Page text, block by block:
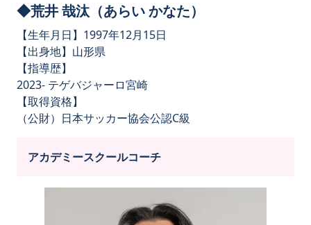
◆荒井 哉汰（あらい かなた）
【生年月日】1997年12月15日
【出身地】山形県
【指導歴】
2023- テゲバジャーロ宮崎
【取得資格】
（公財）日本サッカー協会公認C級
アカデミースクールコーチ